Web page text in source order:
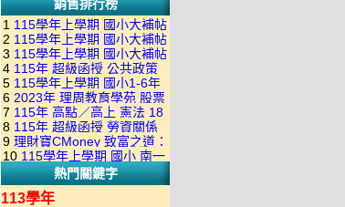
銷售排行榜
1 115學年上學期 國小大補帖
南一版 國語+數學+社會+生活
+自然 1-6年級 教學光碟DVD
版(3DVD)
2 115學年上學期 國小大補帖
康軒版 國語+數學+社會+生活
+自然 1-6年級 教學光碟DVD
版(3DVD)
3 115學年上學期 國小大補帖
翰林版 國語+數學+社會+生活
+自然 1-6年級 教學光碟DVD
版(3DVD)
4 115年 超級函授 公共政策
22堂課+總複習 張楚老師 含
PDF講義 函授DVD(9DVD)
5 115學年上學期 國小1-6年
級 習作解答(含康軒.南一.翰林
全版本.全科目)合輯版 DVD版
6 2023年 理周教育學苑 股票
當沖煉金術 主講：朱家泓 國
語發音 DVD版
7 115年 高點／高上 憲法 18
堂課 宗台大老師 含PDF講義
函授DVD(8DVD)【適用於律
師司法考試】
8 115年 超級函授 勞資關係
概要 11堂課+總複習 陸川老
師 含PDF講義 函授
DVD(5DVD)
9 理財寶CMoney 致富之道：
上班族飆股攻略班 主講：朱
家泓+林穎 國語發音 DVD版
10 115學年上學期 國小 南一
版 教師手冊(全年級、全領域)
教學光碟DVD版
熱門關鍵字
113學年